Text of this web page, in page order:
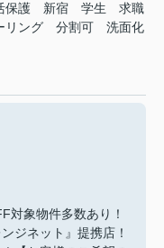
保護 新宿 学生
求職
リング 分割可
洗面化
象物件多数あり！
ジネット』提携店！